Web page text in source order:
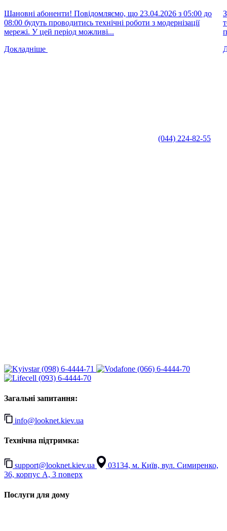
Шановні абоненти! Повідомляємо, що 23.04.2026 з 05:00 до
08:00 будуть проводитись технічні роботи з модернізації
мережі. У цей період можливі...
Докладніше
(044) 224-82-55
(098) 6-4444-71
(066) 6-4444-70
(093) 6-4444-70
Загальні запитання:
info@looknet.kiev.ua
Технічна підтримка:
support@looknet.kiev.ua
03134, м. Київ, вул. Симиренко,
36, корпус А, 3 поверх
Послуги для дому